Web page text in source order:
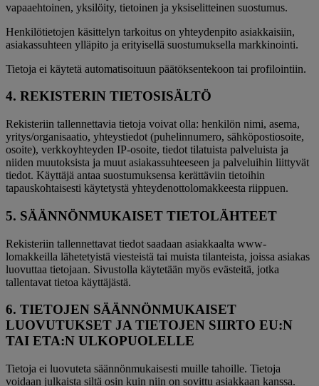
vapaaehtoinen, yksilöity, tietoinen ja yksiselitteinen suostumus.
Henkilötietojen käsittelyn tarkoitus on yhteydenpito asiakkaisiin,
asiakassuhteen ylläpito ja erityisellä suostumuksella markkinointi.
Tietoja ei käytetä automatisoituun päätöksentekoon tai profilointiin.
4. REKISTERIN TIETOSISÄLTÖ
Rekisteriin tallennettavia tietoja voivat olla: henkilön nimi, asema,
yritys/organisaatio, yhteystiedot (puhelinnumero, sähköpostiosoite,
osoite), verkkoyhteyden IP-osoite, tiedot tilatuista palveluista ja
niiden muutoksista ja muut asiakassuhteeseen ja palveluihin liittyvät
tiedot. Käyttäjä antaa suostumuksensa kerättäviin tietoihin
tapauskohtaisesti käytetystä yhteydenottolomakkeesta riippuen.
5. SÄÄNNÖNMUKAISET TIETOLÄHTEET
Rekisteriin tallennettavat tiedot saadaan asiakkaalta www-
lomakkeilla lähetetyistä viesteistä tai muista tilanteista, joissa asiakas
luovuttaa tietojaan. Sivustolla käytetään myös evästeitä, jotka
tallentavat tietoa käyttäjästä.
6. TIETOJEN SÄÄNNÖNMUKAISET
LUOVUTUKSET JA TIETOJEN SIIRTO EU:N
TAI ETA:N ULKOPUOLELLE
Tietoja ei luovuteta säännönmukaisesti muille tahoille. Tietoja
voidaan julkaista siltä osin kuin niin on sovittu asiakkaan kanssa.